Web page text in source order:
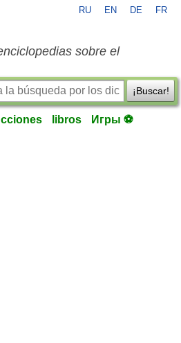
RU EN DE FR
sobre el
¡Buscar!
libros Игры ⚽